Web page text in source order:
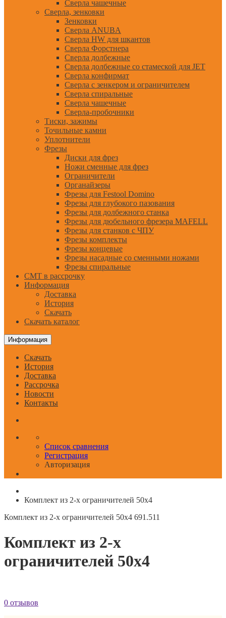
Сверла чашечные
Сверла, зенковки
Зенковки
Сверла ANUBA
Сверла HW для шкантов
Сверла Форстнера
Сверла долбежные
Сверла долбежные со стамеской для JET
Сверла конфирмат
Сверла с зенкером и ограничителем
Сверла спиральные
Сверла чашечные
Сверла-пробочники
Тиски, зажимы
Точильные камни
Уплотнители
Фрезы
Диски для фрез
Ножи сменные для фрез
Ограничители
Органайзеры
Фрезы для Festool Domino
Фрезы для глубокого пазования
Фрезы для долбежного станка
Фрезы для дюбельного фрезера MAFELL
Фрезы для станков с ЧПУ
Фрезы комплекты
Фрезы концевые
Фрезы насадные со сменными ножами
Фрезы спиральные
CMT в рассрочку
Информация
Доставка
История
Скачать
Скачать каталог
Информация
Скачать
История
Доставка
Рассрочка
Новости
Контакты
Список сравнения
Регистрация
Авторизация
Комплект из 2-х ограничителей 50x4
Комплект из 2-х ограничителей 50x4 691.511
Комплект из 2-х
ограничителей 50x4
0 отзывов